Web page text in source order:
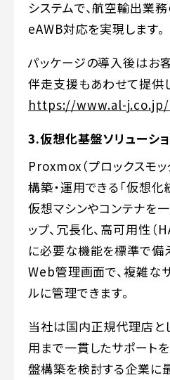
システムで、航空輸出業
eAWB対応を実現します。
パッケージの導入後はお
伴走支援もあわせて提供
https://www.al-
3.仮想化基盤ソリューシ
Proxmox（プロックスモッ
構築・運用できる「仮想化
仮想マシンやコンテナを
ップ、冗長化、高可用性（
に必要な機能を標準で備
Web管理画面で、複雑な
ルに管理できます。
当社は国内正規代理店と
用まで一貫したサポート
盤構築を検討する企業に